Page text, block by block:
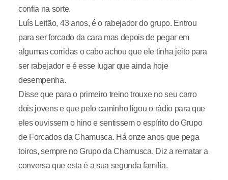
confia na sorte.
Luís Leitão, 43 anos, é o rabejador do grupo. Entrou
para ser forcado da cara mas depois de pegar em
algumas corridas o cabo achou que ele tinha jeito para
ser rabejador e é esse lugar que ainda hoje
desempenha.
Disse que para o primeiro treino trouxe no seu carro
dois jovens e que pelo caminho ligou o rádio para que
eles ouvissem o hino e sentissem o espírito do Grupo
de Forcados da Chamusca. Há onze anos que pega
toiros, sempre no Grupo da Chamusca. Diz a rematar a
conversa que esta é a sua segunda família.